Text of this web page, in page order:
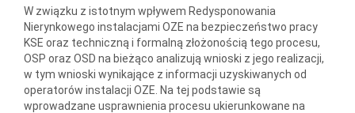
W związku z istotnym wpływem Redysponowania
Nierynkowego instalacjami OZE na bezpieczeństwo pracy
KSE oraz techniczną i formalną złożonością tego procesu,
OSP oraz OSD na bieżąco analizują wnioski z jego realizacji,
w tym wnioski wynikające z informacji uzyskiwanych od
operatorów instalacji OZE. Na tej podstawie są
wprowadzane usprawnienia procesu ukierunkowane na